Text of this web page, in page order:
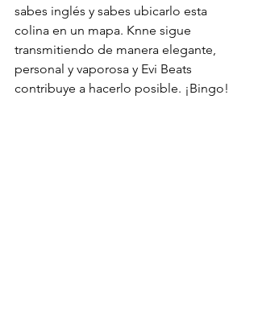
sabes inglés y sabes ubicarlo esta
colina en un mapa. Knne sigue
transmitiendo de manera elegante,
personal y vaporosa y Evi Beats
contribuye a hacerlo posible. ¡Bingo!